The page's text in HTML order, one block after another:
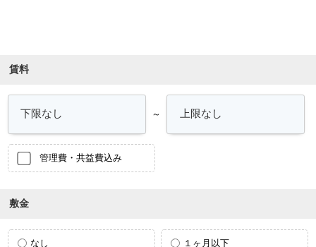
賃料
～
管理費・共益費込み
敷金
なし １ヶ月以下